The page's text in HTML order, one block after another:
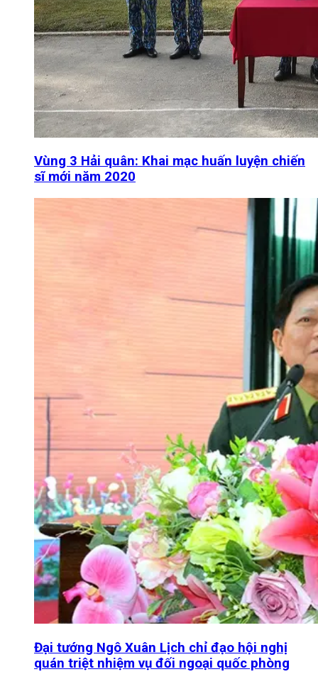
Vùng 3 Hải quân: Khai mạc huấn luyện chiến
sĩ mới năm 2020
Đại tướng Ngô Xuân Lịch chỉ đạo hội nghị
quán triệt nhiệm vụ đối ngoại quốc phòng